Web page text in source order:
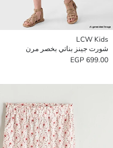
LCW Kids
شورت جينز بناتي بخصر مرن
699.00 EGP